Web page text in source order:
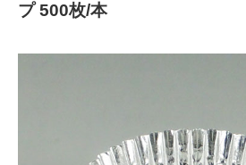
プ 500枚/本